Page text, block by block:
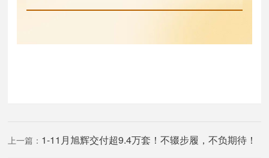
上一篇： 1-11月旭辉交付超9.4万套！不辍步履，不负期待！